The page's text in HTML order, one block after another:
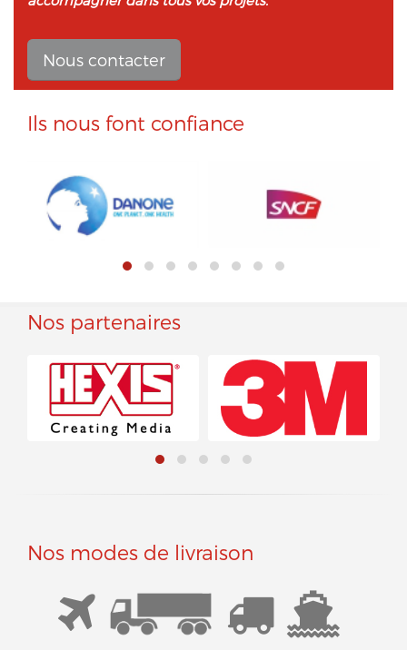
Nous contacter
Ils nous font confiance
Nos partenaires
Nos modes de livraison